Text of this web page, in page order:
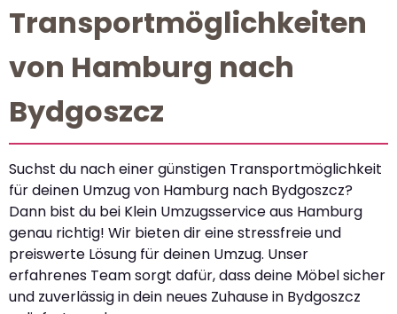
Transportmöglichkeiten
von Hamburg nach
Bydgoszcz
Suchst du nach einer günstigen Transportmöglichkeit
für deinen Umzug von Hamburg nach Bydgoszcz?
Dann bist du bei Klein Umzugsservice aus Hamburg
genau richtig! Wir bieten dir eine stressfreie und
preiswerte Lösung für deinen Umzug. Unser
erfahrenes Team sorgt dafür, dass deine Möbel sicher
und zuverlässig in dein neues Zuhause in Bydgoszcz